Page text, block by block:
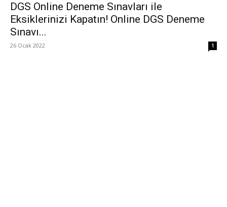
DGS Online Deneme Sınavları ile
Eksiklerinizi Kapatın! Online DGS Deneme
Sınavı...
26 Ocak 2022 1